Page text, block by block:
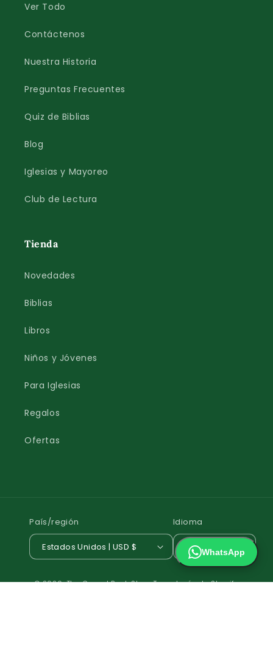
Ver Todo
Contáctenos
Nuestra Historia
Preguntas Frecuentes
Quiz de Biblias
Blog
Iglesias y Mayoreo
Club de Lectura
Tienda
Novedades
Biblias
Libros
Niños y Jóvenes
Para Iglesias
Regalos
Ofertas
País/región
Estados Unidos | USD $
Idioma
Español
© 2026,The Gospel Book Store Tecnología de Shopify
WhatsApp